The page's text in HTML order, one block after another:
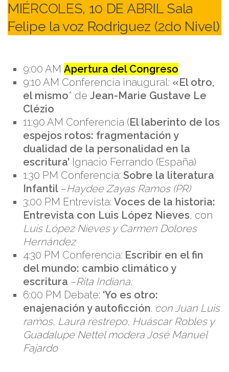
MIÉRCOLES, 10 DE ABRIL Sala
Felipe la voz Rodriguez (2do Nivel)
9:00 AM Apertura del Congreso
9:10 AM Conferencia inaugural: «El otro,
el mismo* de Jean-Marie Gustave Le
Clézio
11:90 AM Conferencia (El laberinto de los
espejos rotos: fragmentación y
dualidad de la personalidad en la
escritura’ Ignacio Ferrando (España)
1.30 PM Conferencia: Sobre la literatura
Infantil –Haydee Zayas Ramos (PR)
3:00 PM Entrevista: Voces de la historia:
Entrevista con Luis López Nieves, con
Luis López Nieves y Carmen Dolores
Hernández
4:30 PM Conferencia: Escribir en el fin
del mundo: cambio climático y
escritura –Rita Indiana:
6:00 PM Debate: ‘Yo es otro:
enajenación y autoficción. con Juan Luis
ramos, Laura restrepo, Huáscar Robles y
Guadalupe Nettel modera José Manuel
Fajardo